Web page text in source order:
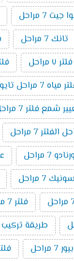
7 مراحل
تانك 7 مراحل
مراحل
تايوانى امريكي 2019
شمع فلتر 7 مراحل
الفلتر 7 مراحل
7 مراحل
7 مراحل
فلتر 7 مراحل اكوا جيت
طريقة تركيب